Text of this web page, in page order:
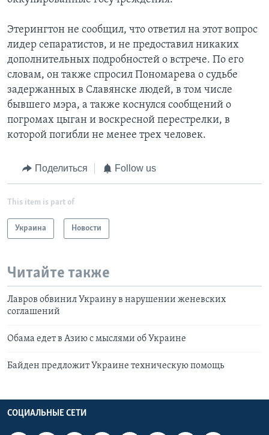
Этерингтон не сообщил, что ответил на этот вопрос
лидер сепаратистов, и не предоставил никаких
дополнительных подробностей о встрече. По его
словам, он также спросил Пономарева о судьбе
задержанных в Славянске людей, в том числе
бывшего мэра, а также коснулся сообщений о
погромах цыган и воскресной перестрелки, в
которой погибли не менее трех человек.
Поделиться Follow us
This item is part of
Украина Новости
Читайте также
Лавров обвинил Украину в нарушении женевских
соглашений
Обама едет в Азию с мыслями об Украине
Байден предложит Украине техническую помощь
СОЦИАЛЬНЫЕ СЕТИ